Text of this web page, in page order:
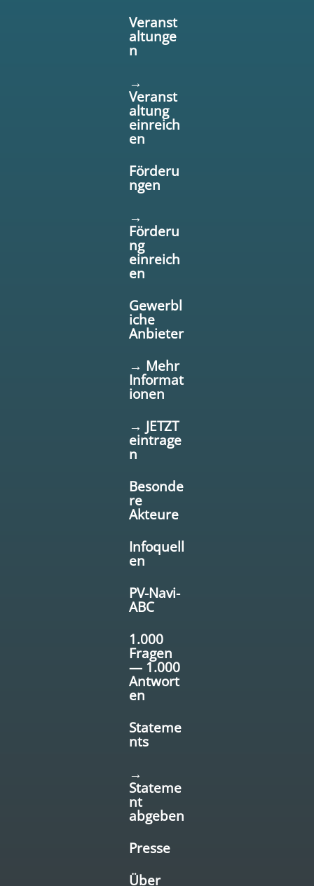
Veranst
altunge
n
→
Veranst
altung
einreich
en
Förderu
ngen
→
Förderu
ng
einreich
en
Gewerbl
iche
Anbieter
→ Mehr
Informat
ionen
→ JETZT
eintrage
n
Besonde
re
Akteure
Infoquell
en
PV-Navi-
ABC
1.000
Fragen
— 1.000
Antwort
en
Stateme
nts
→
Stateme
nt
abgeben
Presse
Über